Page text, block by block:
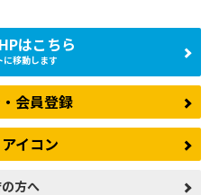
はこちら
移動します
会員登録
イコン
方へ